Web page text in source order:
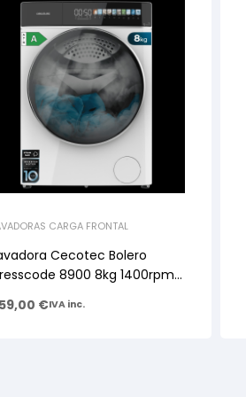
CARGA FRONTAL
Cecotec Bolero
8900 8kg 1400rpm
€IVA inc.